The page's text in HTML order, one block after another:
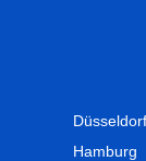
Düsseldorf
Hamburg